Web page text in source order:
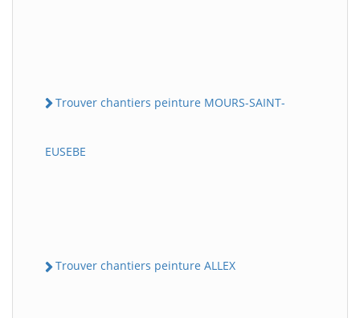
Trouver chantiers peinture MOURS-SAINT-
EUSEBE
Trouver chantiers peinture ALLEX